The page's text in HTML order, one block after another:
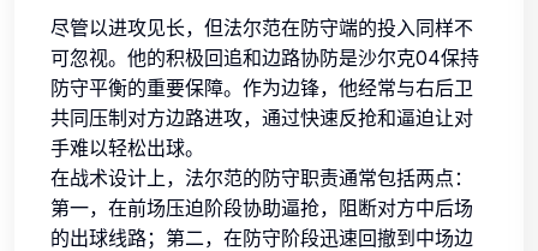
尽管以进攻见长，但法尔范在防守端的投入同样不
可忽视。他的积极回追和边路协防是沙尔克04保持
防守平衡的重要保障。作为边锋，他经常与右后卫
共同压制对方边路进攻，通过快速反抢和逼迫让对
手难以轻松出球。
在战术设计上，法尔范的防守职责通常包括两点：
第一，在前场压迫阶段协助逼抢，阻断对方中后场
的出球线路；第二，在防守阶段迅速回撤到中场边